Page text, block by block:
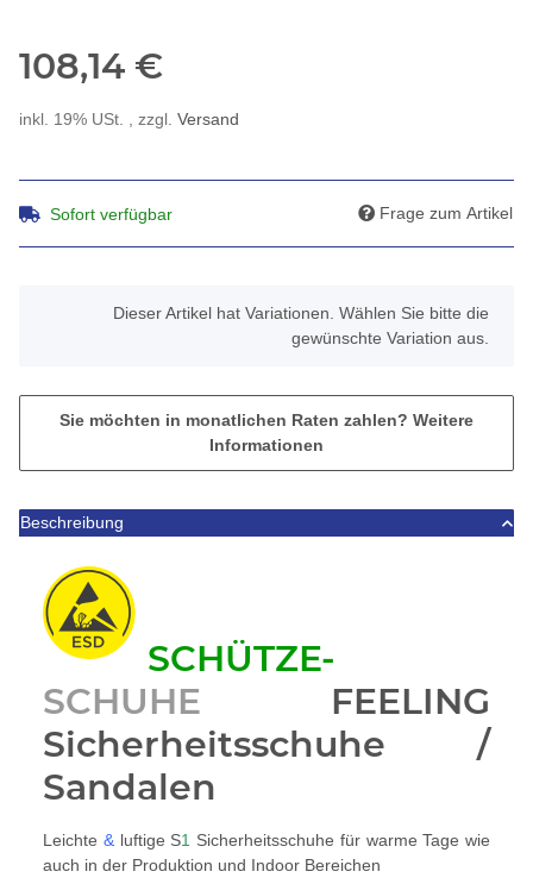
108,14 €
inkl. 19% USt. , zzgl. Versand
Sofort verfügbar Frage zum Artikel
Dieser Artikel hat Variationen. Wählen Sie bitte die
gewünschte Variation aus.
Sie möchten in monatlichen Raten zahlen? Weitere
Informationen
Beschreibung
SCHÜTZE-
SCHUHE
FEELING
Sicherheitsschuhe /
Sandalen
Leichte &luftige S1 Sicherheitsschuhe für warme Tage wie
auch in der Produktion und Indoor Bereichen